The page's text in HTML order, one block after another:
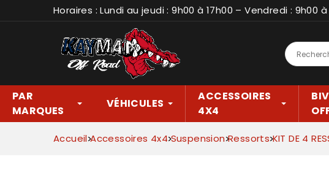
Horaires : Lundi au jeudi : 9h00 à 17h00 – Vendredi : 9h00 à
PAR
MARQUES
VÉHICULES
ACCESSOIRES
4X4
Accueil Accessoires 4x4 Suspension Ressorts KIT DE 4